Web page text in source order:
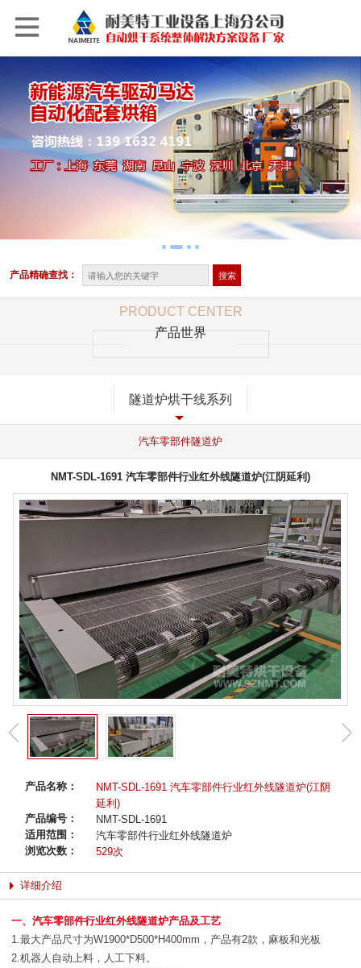
产品精确查找：
PRODUCT CENTER
产品世界
隧道炉烘干线系列
汽车零部件隧道炉
NMT-SDL-1691 汽车零部件行业红外线隧道炉(江阴延利)
产品名称：
NMT-SDL-1691 汽车零部件行业红外线隧道炉(江阴
延利)
产品编号：
NMT-SDL-1691
适用范围：
汽车零部件行业红外线隧道炉
浏览次数：
529次
详细介绍
一、汽车零部件行业红外线隧道炉产品及工艺
1.最大产品尺寸为W1900*D500*H400mm，产品有2款，麻板和光板
2.机器人自动上料，人工下料。